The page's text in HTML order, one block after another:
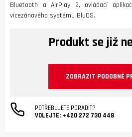
Bluetooth a AirPlay 2, ovládací
vícezónového systému BluOS.
Produkt se již
ZOBRAZIT PODOBNÉ
POTŘEBUJETE PORADIT?
VOLEJTE: +420 272 730 448